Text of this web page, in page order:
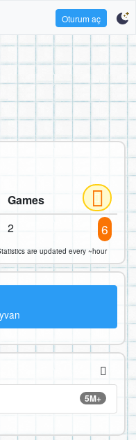
Oturum aç
Games
2 6
are updated every ~hour
5M+